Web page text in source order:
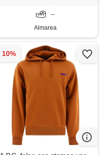
--
Almarea